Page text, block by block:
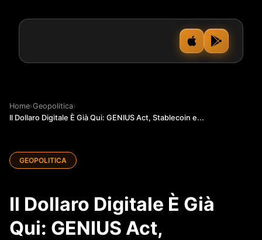
Home›Geopolitica›
Il Dollaro Digitale È Già Qui: GENIUS Act, Stablecoin e...
GEOPOLITICA
Il Dollaro Digitale È Già
Qui: GENIUS Act,